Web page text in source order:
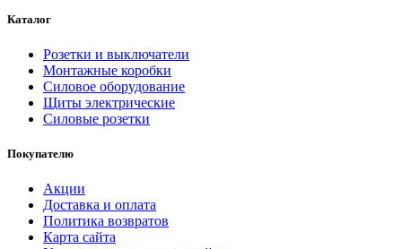
Каталог
Розетки и выключатели
Монтажные коробки
Силовое оборудование
Щиты электрические
Силовые розетки
Покупателю
Акции
Доставка и оплата
Политика возвратов
Карта сайта